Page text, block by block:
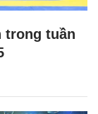
trong tuần